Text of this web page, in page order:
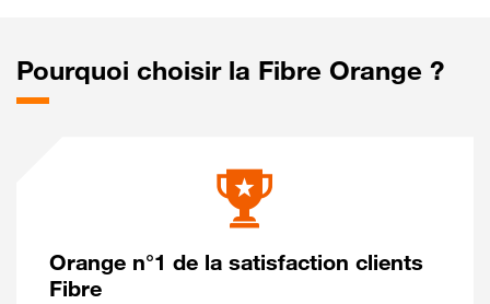
Pourquoi choisir la Fibre Orange ?
Orange n°1 de la satisfaction clients
Fibre